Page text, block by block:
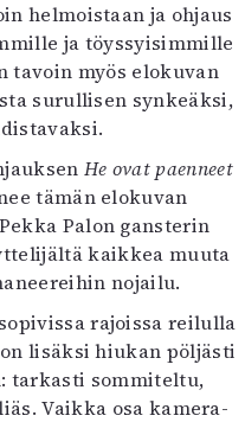
helmoistaan ja ohjaus
ja töyssyisimmille
tavoin myös elokuvan
surullisen synkeäksi,
He ovat paenneet
tämän elokuvan
Palon gansterin
kaikkea muuta
nojailu.
rajoissa reilulla
lisäksi hiukan pöljästi
tarkasti sommiteltu,
Vaikka osa kamera-